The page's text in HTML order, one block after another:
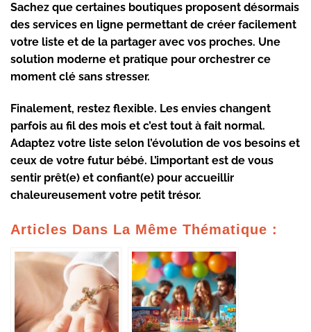
Sachez que certaines boutiques proposent désormais
des services en ligne permettant de créer facilement
votre liste et de la partager avec vos proches. Une
solution moderne et pratique pour orchestrer ce
moment clé sans stresser.
Finalement, restez flexible. Les envies changent
parfois au fil des mois et c’est tout à fait normal.
Adaptez votre liste selon l’évolution de vos besoins et
ceux de votre futur bébé. L’important est de vous
sentir prêt(e) et confiant(e) pour accueillir
chaleureusement votre petit trésor.
Articles Dans La Même Thématique :